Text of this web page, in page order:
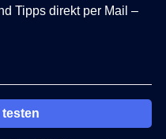
Tipps direkt per Mail –